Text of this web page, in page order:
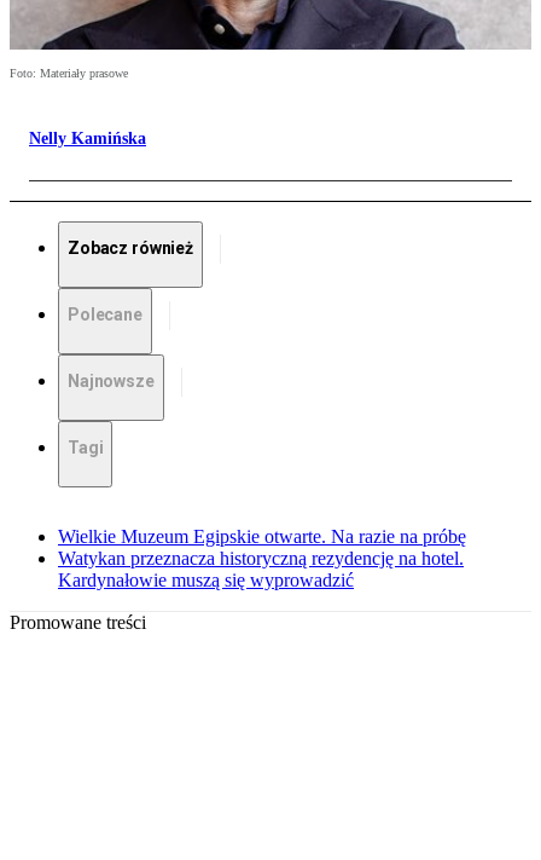
Foto: Materiały prasowe
Nelly Kamińska
Zobacz również
Polecane
Najnowsze
Tagi
Wielkie Muzeum Egipskie otwarte. Na razie na próbę
Watykan przeznacza historyczną rezydencję na hotel.
Kardynałowie muszą się wyprowadzić
Promowane treści